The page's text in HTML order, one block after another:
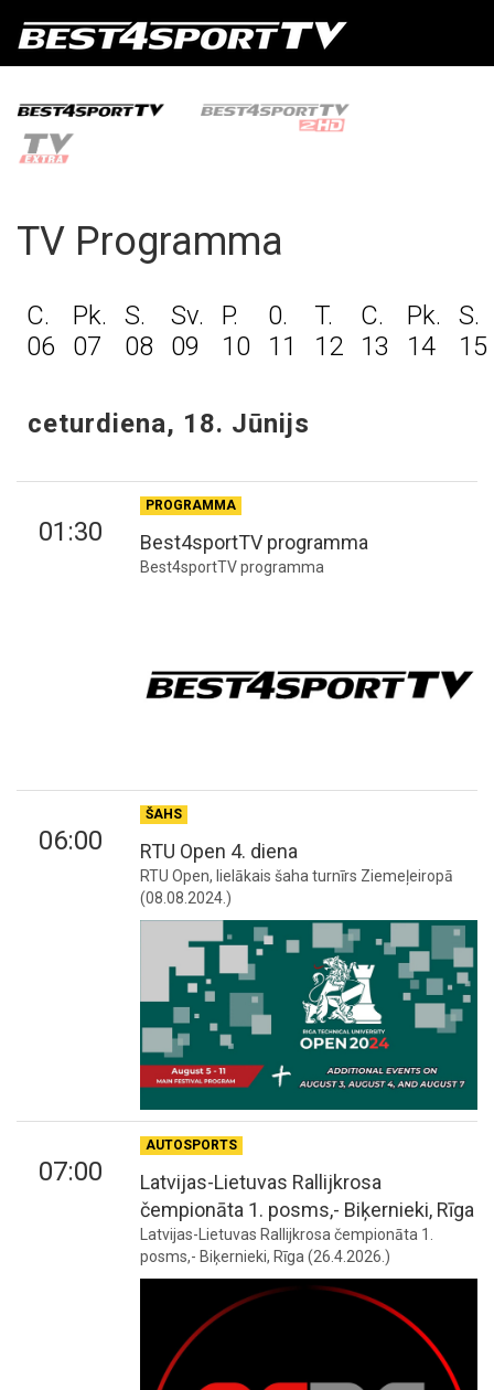
TV Programma
C.
06
Pk.
07
S.
08
Sv.
09
P.
10
0.
11
T.
12
C.
13
Pk.
14
S.
15
ceturdiena, 18. Jūnijs
01:30
PROGRAMMA
Best4sportTV programma
Best4sportTV programma
06:00
ŠAHS
RTU Open 4. diena
RTU Open, lielākais šaha turnīrs Ziemeļeiropā
(08.08.2024.)
07:00
AUTOSPORTS
Latvijas-Lietuvas Rallijkrosa
čempionāta 1. posms,- Biķernieki, Rīga
Latvijas-Lietuvas Rallijkrosa čempionāta 1.
posms,- Biķernieki, Rīga (26.4.2026.)